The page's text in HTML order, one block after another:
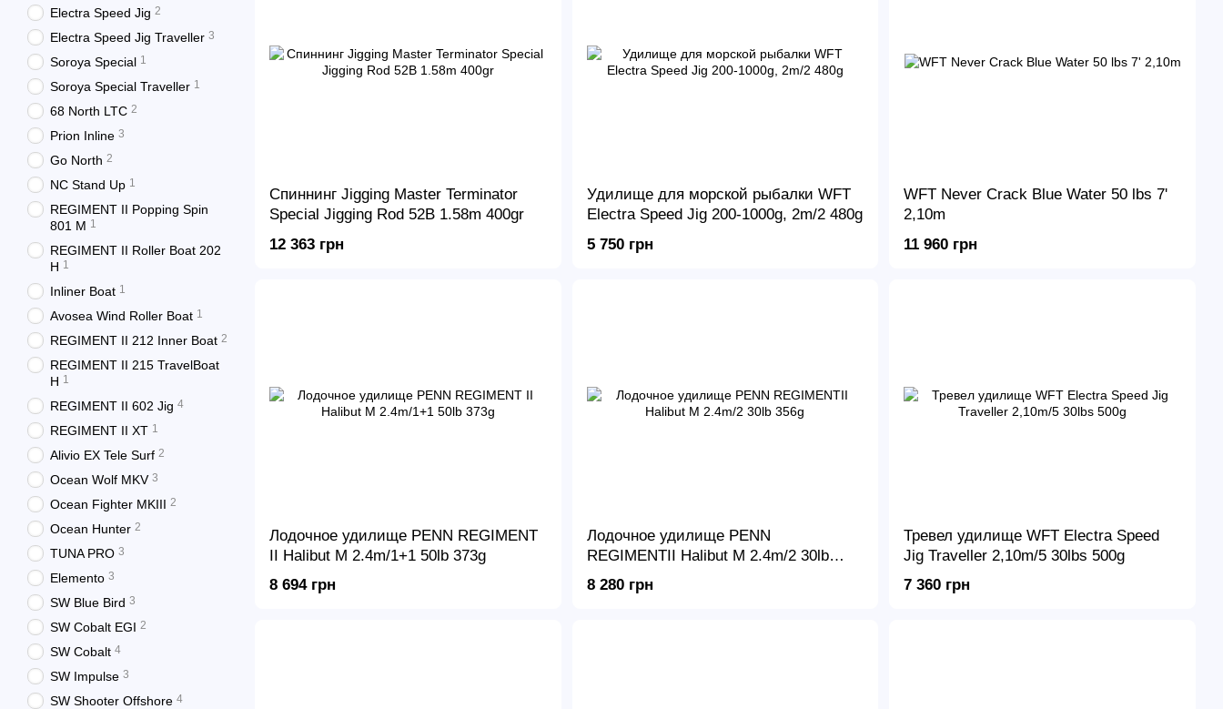
Спиннинг Jigging Master Terminator
Special Jigging Rod 52B 1.58m 400gr
12 363 грн
Удилище для морской рыбалки WFT
Electra Speed Jig 200-1000g, 2m/2 480g
5 750 грн
WFT Never Crack Blue Water 50 lbs 7'
2,10m
11 960 грн
Лодочное удилище PENN REGIMENT
II Halibut M 2.4m/1+1 50lb 373g
8 694 грн
Лодочное удилище PENN
REGIMENTII Halibut M 2.4m/2 30lb
356g
8 280 грн
Тревел удилище WFT Electra Speed
Jig Traveller 2,10m/5 30lbs 500g
7 360 грн
Electra Speed Jig 2
Electra Speed Jig Traveller 3
Soroya Special 1
Soroya Special Traveller 1
68 North LTC 2
Prion Inline 3
Go North 2
NC Stand Up 1
REGIMENT II Popping Spin
801 M 1
REGIMENT II Roller Boat 202
H 1
Inliner Boat 1
Avosea Wind Roller Boat 1
REGIMENT II 212 Inner Boat 2
REGIMENT II 215 TravelBoat
H 1
REGIMENT II 602 Jig 4
REGIMENT II XT 1
Alivio EX Tele Surf 2
Ocean Wolf MKV 3
Ocean Fighter MKIII 2
Ocean Hunter 2
TUNA PRO 3
Elemento 3
SW Blue Bird 3
SW Cobalt EGI 2
SW Cobalt 4
SW Impulse 3
SW Shooter Offshore 4